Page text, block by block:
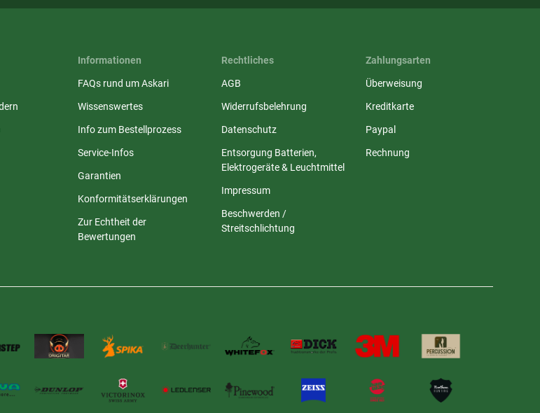
Informationen
FAQs rund um Askari
Wissenswertes
Info zum Bestellprozess
Service-Infos
Garantien
Konformitätserklärungen
Zur Echtheit der
Bewertungen
Rechtliches
AGB
Widerrufsbelehrung
Datenschutz
Entsorgung Batterien,
Elektrogeräte & Leuchtmittel
Impressum
Beschwerden /
Streitschlichtung
Zahlungsarten
Überweisung
Kreditkarte
Paypal
Rechnung